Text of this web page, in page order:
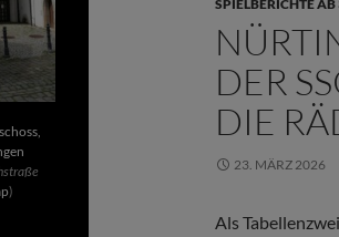
SPIELBERICHTE
DER
DIE
23. MÄRZ 2026
Als
)